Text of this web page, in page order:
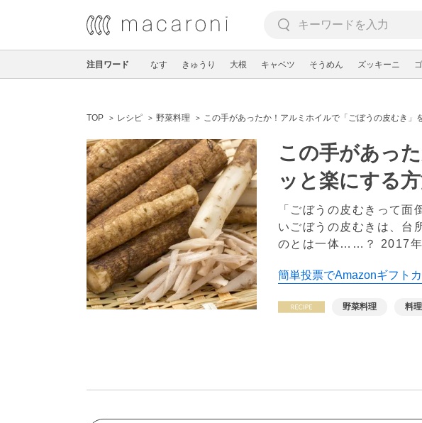
注目ワード なす きゅうり 大根 キャベツ そうめん ズッキーニ
TOP レシピ 野菜料理 この手があったか！アルミホイルで「ごぼうの皮むき」
この手があっ
ッと楽にする
「ごぼうの皮むきって
いごぼうの皮むきは、台
のとは一体……？ 2017
簡単投票でAmazonギフトカ
野菜料理 料